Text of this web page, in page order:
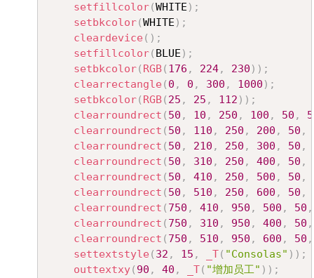
setfillcolor(WHITE ) ;
setbkcolor(WHITE ) ;
cleardevice( ) ;
setfillcolor( BLUE ) ;
setbkcolor( RGB( 176 , 224, 230 ) ) ;
clearrectangle( 0 , 0 , 300 , 1000 ) ;
setbkcolor( RGB( 25 , 25 , 112 ) ) ;
clearroundrect ( 50 , 10 , 250 , 100 , 50 ,
clearroundrect ( 50 , 110 , 250 , 200 , 50 ,
clearroundrect ( 50 , 210 , 250 , 300 , 50 ,
clearroundrect ( 50 , 310 , 250 , 400 , 50 ,
clearroundrect ( 50 , 410 , 250 , 500 , 50 ,
clearroundrect ( 50 , 510 , 250 , 600 , 50 ,
clearroundrect ( 750 , 410 , 950 , 500 , 50 ,
clearroundrect ( 750 , 310 , 950 , 400 , 50 ,
clearroundrect ( 750 , 510 , 950 , 600 , 50 ,
settextstyle( 32 , 15 , _T( "Consolas" ) ) ;
outtextxy( 90 , 40 , _T( "增加员工" ) ) ;